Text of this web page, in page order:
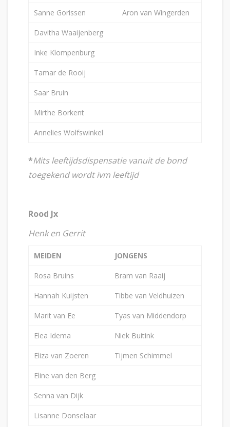
Sanne Gorissen Aron van Wingerden
Davitha Waaijenberg
Inke Klompenburg
Tamar de Rooij
Saar Bruin
Mirthe Borkent
Annelies Wolfswinkel
*Mits leeftijdsdispensatie vanuit de bond
toegekend wordt ivm leeftijd
Rood Jx
Henk en Gerrit
MEIDEN JONGENS
Rosa Bruins Bram van Raaij
Hannah Kuijsten Tibbe van Veldhuizen
Marit van Ee Tyas van Middendorp
Elea Idema Niek Buitink
Eliza van Zoeren Tijmen Schimmel
Eline van den Berg
Senna van Dijk
Lisanne Donselaar